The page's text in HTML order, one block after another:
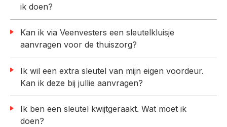
ik doen?
Kan ik via Veenvesters een sleutelkluisje
aanvragen voor de thuiszorg?
Ik wil een extra sleutel van mijn eigen voordeur.
Kan ik deze bij jullie aanvragen?
Ik ben een sleutel kwijtgeraakt. Wat moet ik
doen?